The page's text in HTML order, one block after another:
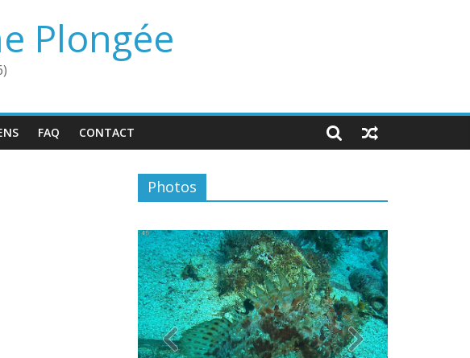
Plongée
FAQ CONTACT
Photos